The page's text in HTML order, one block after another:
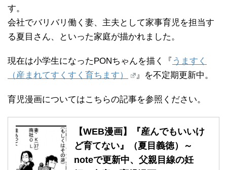
す。
会社でバリバリ働く妻、主夫として家事育児を担当す
る夏目さん、といった家庭が描かれました。
現在は小学生になったPONちゃんを描く『 うますく
（産まれてすくすく育ちます）
』を不定期更新中。
育児漫画についてはこちらの記事を参照ください。
【WEB漫画】『産んでもいいけ
ど育てない』（夏目義徳）～
noteで更新中、父親目線の妊